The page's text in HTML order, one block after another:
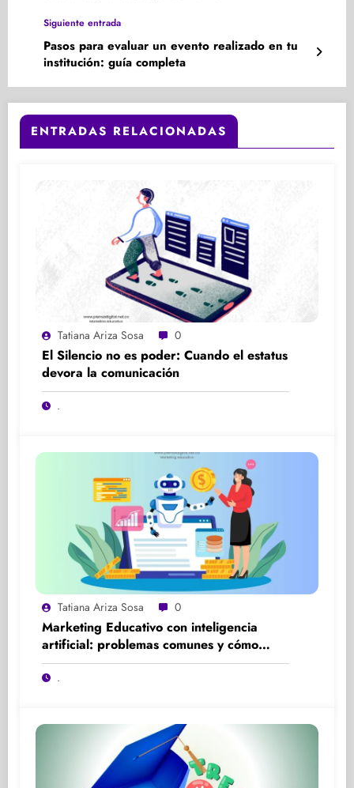
Siguiente entrada
Pasos para evaluar un evento realizado en tu
institución: guía completa
ENTRADAS RELACIONADAS
Tatiana Ariza Sosa 0
El Silencio no es poder: Cuando el estatus
devora la comunicación
.
Tatiana Ariza Sosa 0
Marketing Educativo con inteligencia
artificial: problemas comunes y cómo
solucionarlos
.